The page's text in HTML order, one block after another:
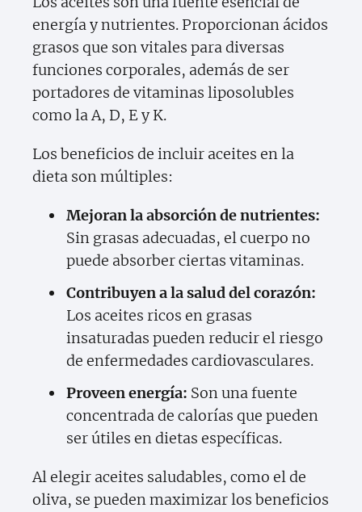
energía y nutrientes. Proporcionan ácidos
grasos que son vitales para diversas
funciones corporales, además de ser
portadores de vitaminas liposolubles
como la A, D, E y K.
Los beneficios de incluir aceites en la
dieta son múltiples:
Mejoran la absorción de nutrientes:
Sin grasas adecuadas, el cuerpo no
puede absorber ciertas vitaminas.
Contribuyen a la salud del corazón:
Los aceites ricos en grasas
insaturadas pueden reducir el riesgo
de enfermedades cardiovasculares.
Proveen energía: Son una fuente
concentrada de calorías que pueden
ser útiles en dietas específicas.
Al elegir aceites saludables, como el de
oliva, se pueden maximizar los beneficios